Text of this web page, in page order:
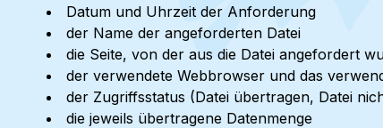
Datum und Uhrzeit der Anforderung
der Name der angeforderten Datei
die Seite, von der aus die Datei angefordert
der verwendete Webbrowser und das
der Zugriffsstatus (Datei übertragen, Datei
die jeweils übertragene Datenmenge